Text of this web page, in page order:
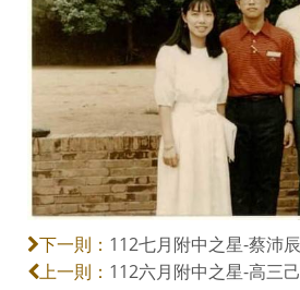
下一則： 112七月附中之星-蔡沛辰
上一則： 112六月附中之星-高三